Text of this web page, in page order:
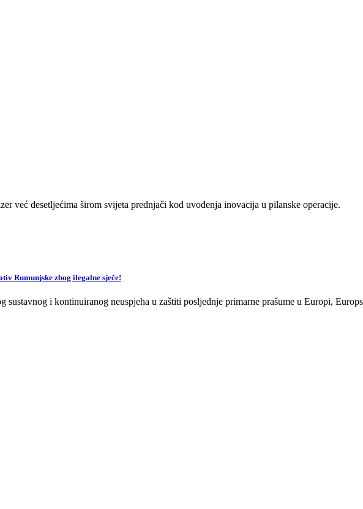
već desetljećima širom svijeta prednjači kod uvođenja inovacija u pilanske operacije.
Rumunjske zbog ilegalne sječe!
i kontinuiranog neuspjeha u zaštiti posljednje primarne prašume u Europi,